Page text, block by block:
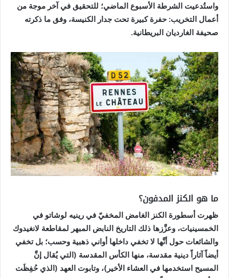
واستُدعيت الشرطة الأسبوع الماضي؛ للتحقيق في آخر موجة من
أعمال التخريب: حفرة كبيرة تحت جدار الكنيسة، وفق ما ذكرته
صحيفة الغارديان البريطانية.
ما هو الكنز المدفون؟
ظهرت أسطورة الكنز الغامض المخفيّ في رينيه لوشاتو في
الخمسينيات، وعزَّزها ذلك التاريخ النابض المبهر لمقاطعة لانغيدوك
والشائعات حول أنَّها لا تخفي داخلها أواني ذهبية وحسب؛ بل تخفي
أيضاً آثاراً دينية مقدسة، منها الكأس المقدسة (التي يُقال إنَّ
المسيح استخدمها في العشاء الأخير)، وتابوت العهد (الذي حُفِظَت